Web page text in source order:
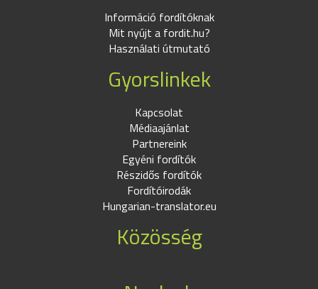
Információ fordítóknak
Mit nyújt a fordit.hu?
Használati útmutató
Gyorslinkek
Kapcsolat
Médiaajánlat
Partnereink
Egyéni fordítók
Részidős fordítók
Fordítóirodák
Hungarian-translator.eu
Közösség